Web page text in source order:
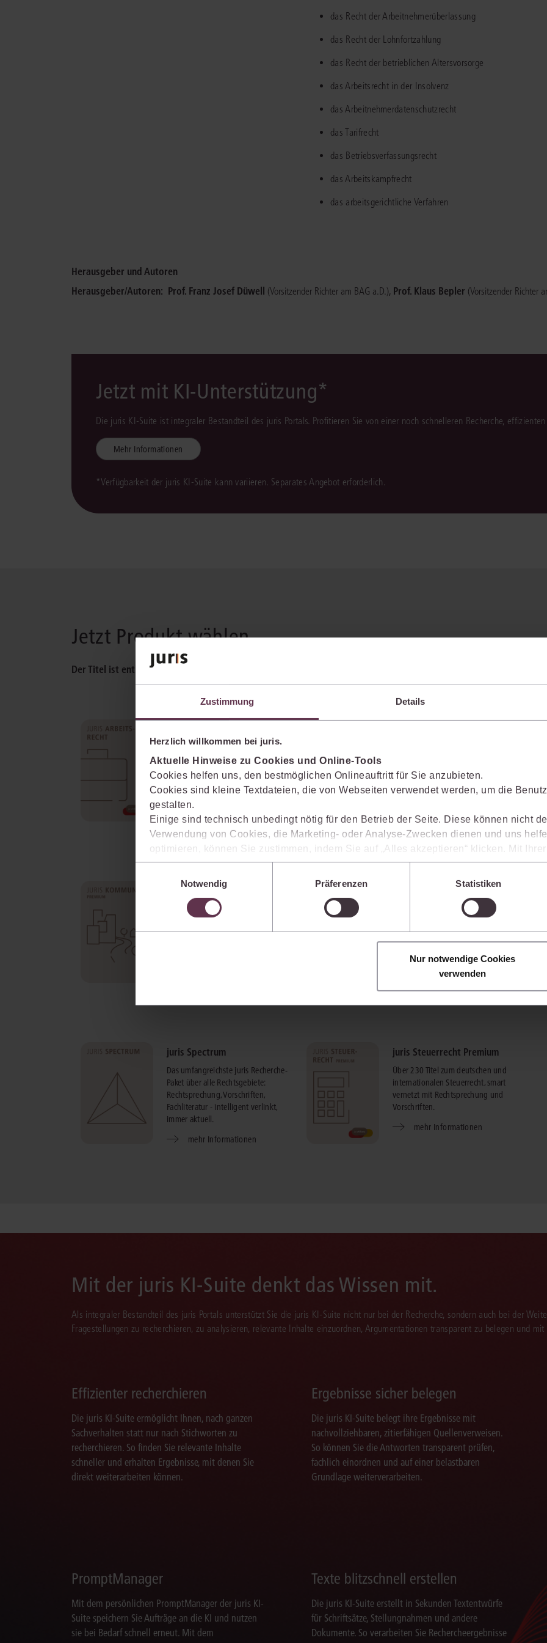
Zustimmung Details
Herzlich willkommen bei juris.
Aktuelle Hinweise zu Cookies und Online-Tools
Cookies helfen uns, den bestmöglichen Onlineauftritt für Sie anzubieten.
Cookies sind kleine Textdateien, die von Webseiten verwendet werden, um die
gestalten.
Einige sind technisch unbedingt nötig für den Betrieb der Seite. Diese können nicht
Verwendung von Cookies, die Marketing- oder Analyse-Zwecken dienen und uns
optimieren, können Sie zustimmen, indem Sie auf „Alles akzeptieren“ klicken. Mit
sich auch damit einverstanden, dass die mittels der Cookies erhobenen Daten
die USA) übermittelt werden, die ein niedrigeres Datenschutzniveau als die EU
im Cookiebanner sowie in unseren
Hinweisen zum Datenschutz
Notwendig
Präferenzen Statistiken
Nur notwendige Cookies
verwenden
Kanzleimanagement
Medizinrecht
das Recht der Arbeitnehmerüberlassung
das Recht der Lohnfortzahlung
das Recht der betrieblichen Altersvorsorge
das Arbeitsrecht in der Insolvenz
das Arbeitnehmerdatenschutzrecht
das Tarifrecht
das Betriebsverfassungsrecht
das Arbeitskampfrecht
das arbeitsgerichtliche Verfahren
Herausgeber und Autoren
Herausgeber/Autoren: Prof. Franz Josef Düwell (Vorsitzender Richter am BAG a.D.), Prof. Klaus Bepler (Vorsitzender Richter
Jetzt mit KI-Unterstützung*
Die juris KI-Suite ist integraler Bestandteil des juris Portals. Profitieren Sie von einer noch schnelleren Recherche,
Mehr Informationen
*Verfügbarkeit der juris KI-Suite kann variieren. Separates Angebot erforderlich.
Jetzt Produkt wählen
Der Titel ist enthalten in:
Lösungsmöglichkeiten für alle
arbeitsrechtlichen Fragestellungen
ausgerichtet am Bedarf des
anwaltlichen Praktikers.
mehr Informationen
Nischenthemen, immer in
Verbindung mit den aktuellen
Entscheidungen und Vorschriften.
mehr Informationen
juris Kommune Premium
Das umfassendste Komplettpaket
für die Kommunalverwaltung.
juris Kommune Professionell
Online-Zugriff auf die juris
Recherche von allen Arbeitsplätzen
Ihrer Kommune.
mehr Informationen
juris Spectrum
Das umfangreichste juris Recherche-
Paket über alle Rechtsgebiete:
Rechtsprechung, Vorschriften,
Fachliteratur - intelligent verlinkt,
immer aktuell.
mehr Informationen
juris Steuerrecht Premium
Über 230 Titel zum deutschen und
internationalen Steuerrecht, smart
vernetzt mit Rechtsprechung und
Vorschriften.
mehr Informationen
Mit der juris KI-Suite denkt das Wissen mit.
Als integraler Bestandteil des juris Portals unterstützt Sie die juris KI-Suite nicht nur bei der Recherche, sondern auch bei der
Fragestellungen zu recherchieren, zu analysieren, relevante Inhalte einzuordnen, Argumentationen transparent zu belegen und
Effizienter recherchieren
Die juris KI-Suite ermöglicht Ihnen, nach ganzen
Sachverhalten statt nur nach Stichworten zu
recherchieren. So finden Sie relevante Inhalte
schneller und erhalten Ergebnisse, mit denen Sie
direkt weiterarbeiten können.
Ergebnisse sicher belegen
Die juris KI-Suite belegt ihre Ergebnisse mit
nachvollziehbaren, zitierfähigen Quellenverweisen.
So können Sie die Antworten transparent prüfen,
fachlich einordnen und auf einer belastbaren
Grundlage weiterverarbeiten.
PromptManager
Mit dem persönlichen PromptManager der juris KI-
Suite speichern Sie Aufträge an die KI und nutzen
sie bei Bedarf schnell erneut. Mit dem
Texte blitzschnell erstellen
Die juris KI-Suite erstellt in Sekunden Textentwürfe
für Schriftsätze, Stellungnahmen und andere
Dokumente. So verarbeiten Sie Rechercheergebnisse